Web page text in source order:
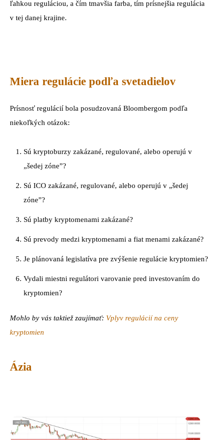
ľahkou reguláciou, a čím tmavšia farba, tím prísnejšia regulácia
v tej danej krajine.
Miera regulácie podľa svetadielov
Prísnosť regulácií bola posudzovaná Bloombergom podľa
niekoľkých otázok:
Sú kryptoburzy zakázané, regulované, alebo operujú v
„šedej zóne”?
Sú ICO zakázané, regulované, alebo operujú v „šedej
zóne”?
Sú platby kryptomenami zakázané?
Sú prevody medzi kryptomenami a fiat menami zakázané?
Je plánovaná legislatíva pre zvýšenie regulácie kryptomien?
Vydali miestni regulátori varovanie pred investovaním do
kryptomien?
Mohlo by vás taktiež zaujímať: Vplyv regulácií na ceny
kryptomien
Ázia